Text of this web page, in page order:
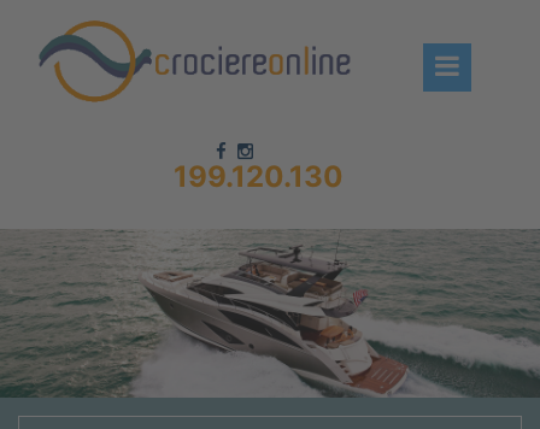
199.120.130
Chi siamo – CrociereOnLine
Destinazioni Crociere
Prenota crociere
News